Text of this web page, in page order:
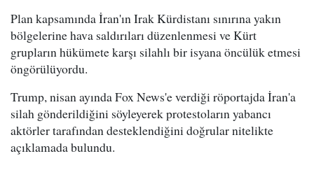
Plan kapsamında İran'ın Irak Kürdistanı sınırına yakın
bölgelerine hava saldırıları düzenlenmesi ve Kürt
grupların hükümete karşı silahlı bir isyana öncülük etmesi
öngörülüyordu.
Trump, nisan ayında Fox News'e verdiği röportajda İran'a
silah gönderildiğini söyleyerek protestoların yabancı
aktörler tarafından desteklendiğini doğrular nitelikte
açıklamada bulundu.